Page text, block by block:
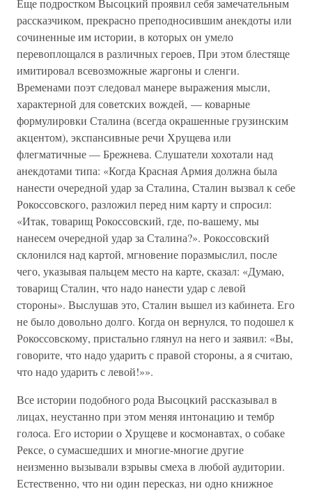
Еще подростком Высоцкий проявил себя замечательным
рассказчиком, прекрасно преподносившим анекдоты или
сочиненные им истории, в которых он умело
перевоплощался в различных героев, При этом блестяще
имитировал всевозможные жаргоны и сленги.
Временами поэт следовал манере выражения мысли,
характерной для советских вождей, — коварные
формулировки Сталина (всегда окрашенные грузинским
акцентом), экспансивные речи Хрущева или
флегматичные — Брежнева. Слушатели хохотали над
анекдотами типа: «Когда Красная Армия должна была
нанести очередной удар за Сталина, Сталин вызвал к себе
Рокоссовского, разложил перед ним карту и спросил:
«Итак, товарищ Рокоссовский, где, по-вашему, мы
нанесем очередной удар за Сталина?». Рокоссовский
склонился над картой, мгновение поразмыслил, после
чего, указывая пальцем место на карте, сказал: «Думаю,
товарищ Сталин, что надо нанести удар с левой
стороны». Выслушав это, Сталин вышел из кабинета. Его
не было довольно долго. Когда он вернулся, то подошел к
Рокоссовскому, пристально глянул на него и заявил: «Вы,
говорите, что надо ударить с правой стороны, а я считаю,
что надо ударить с левой!»».
Все истории подобного рода Высоцкий рассказывал в
лицах, неустанно при этом меняя интонацию и тембр
голоса. Его истории о Хрущеве и космонавтах, о собаке
Рексе, о сумасшедших и многие-многие другие
неизменно вызывали взрывы смеха в любой аудитории.
Естественно, что ни один пересказ, ни одно книжное